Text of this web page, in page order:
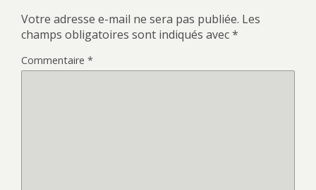
Votre adresse e-mail ne sera pas publiée. Les
champs obligatoires sont indiqués avec*
Commentaire *